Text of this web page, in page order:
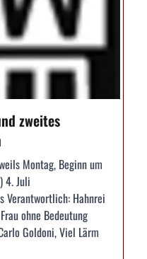
zweites
Montag, Beginn um
4. Juli
Verantwortlich: Hahnrei
ohne Bedeutung
Goldoni, Viel Lärm